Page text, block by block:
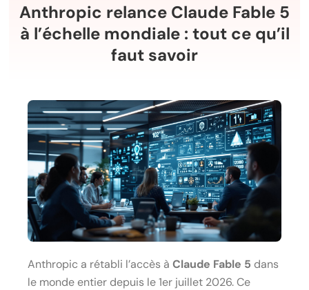
Anthropic relance Claude Fable 5
à l’échelle mondiale : tout ce qu’il
faut savoir
Anthropic a rétabli l’accès à Claude Fable 5 dans
le monde entier depuis le 1er juillet 2026. Ce